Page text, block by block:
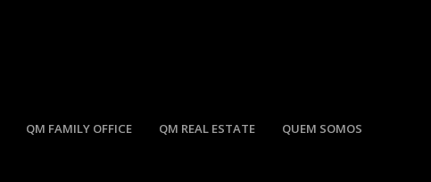
QM FAMILY OFFICE QM REAL ESTATE QUEM SOMOS